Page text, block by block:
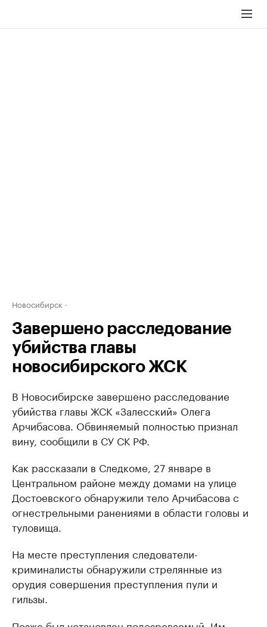
Новосибирск
Завершено расследование
убийства главы
новосибирского ЖСК
В Новосибирске завершено расследование
убийства главы ЖСК «Залесский» Олега
Арчибасова. Обвиняемый полностью признал
вину, сообщили в СУ СК РФ.
Как рассказали в Следкоме, 27 январе в
Центральном районе между домами на улице
Достоевского обнаружили тело Арчибасова с
огнестрельными ранениями в области головы и
туловища.
На месте преступления следователи-
криминалисты обнаружили стрелянные из
орудия совершения преступления пули и
гильзы.